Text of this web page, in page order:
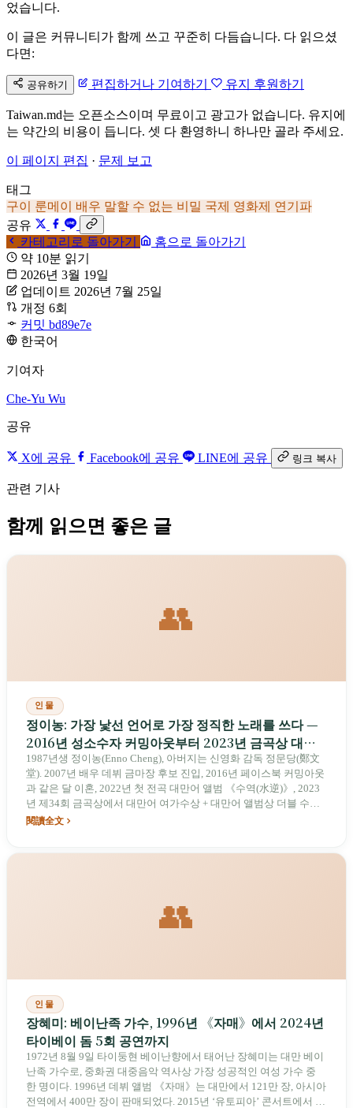
었습니다.
이 글은 커뮤니티가 함께 쓰고 꾸준히 다듬습니다. 다 읽으셨
다면:
공유하기 편집하거나 기여하기 유지 후원하기
Taiwan.md는 오픈소스이며 무료이고 광고가 없습니다. 유지에
는 약간의 비용이 듭니다. 셋 다 환영하니 하나만 골라 주세요.
이 페이지 편집 · 문제 보고
태그
구이 룬메이 배우 말할 수 없는 비밀 국제 영화제 연기파
공유
카테고리로 돌아가기
홈으로 돌아가기
약 10분 읽기
2026년 3월 19일
업데이트 2026년 7월 25일
개정 6회
커밋 bd89e7e
한국어
기여자
Che-Yu Wu
공유
X에 공유 Facebook에 공유 LINE에 공유 링크 복사
관련 기사
함께 읽으면 좋은 글
👥
인물
정이농: 가장 낯선 언어로 가장 정직한 노래를 쓰다 —
2016년 성소수자 커밍아웃부터 2023년 금곡상 대만
어 부문 더블 수상까지의 7년
1987년생 정이농(Enno Cheng), 아버지는 신영화 감독 정문당(鄭文
堂). 2007년 배우 데뷔 금마장 후보 진입, 2016년 페이스북 커밍아웃
과 같은 달 이혼, 2022년 첫 전곡 대만어 앨범 《수역(水逆)》, 2023
년 제34회 금곡상에서 대만어 여가수상 + 대만어 앨범상 더블 수상.
그녀는 이렇게 말했다: "그러면 내가 그렇게 익숙하지 않은 언어를
閱讀全文
👥
인물
장혜미: 베이난족 가수, 1996년 《자매》에서 2024년
타이베이 돔 5회 공연까지
1972년 8월 9일 타이둥현 베이난향에서 태어난 장혜미는 대만 베이
난족 가수로, 중화권 대중음악 역사상 가장 성공적인 여성 가수 중
한 명이다. 1996년 데뷔 앨범 《자매》는 대만에서 121만 장, 아시아
전역에서 400만 장이 판매되었다. 2015년 ‘유토피아’ 콘서트에서 타